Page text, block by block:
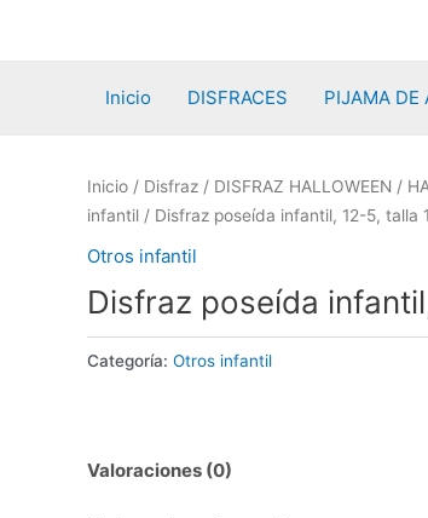
Inicio
DISFRACES PIJAMA DE
Inicio / Disfraz / DISFRAZ HALLOWEEN /
infantil / Disfraz poseída infantil, 12-5, talla
Otros infantil
Disfraz poseída
Categoría: Otros infantil
Valoraciones (0)